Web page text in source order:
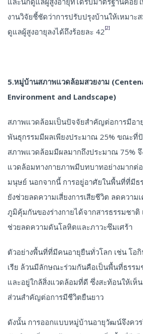
งานวิจัยชี้ชัดว่าการปรับปรุงบ้านให้เหมาะ
ดูแลผู้สูงอายุลงได้ถึงร้อยละ 42[2]
5.หมู่บ้านสภาพแวดล้อมสวยงาม
Environment and Landscape)
สภาพแวดล้อมเป็นปัจจัยสำคัญต่อการมีอา
พันธุกรรมมีผลเพียงประมาณ 25% ขณะที่
สภาพแวดล้อมมีผลมากถึงประมาณ 75% จึ
แวดล้อมทางกายภาพมีบทบาทอย่างมากต่
มนุษย์ นอกจากนี้ การอยู่อาศัยในพื้นที่ที่มีธ
ยังช่วยลดความเสี่ยงการเสียชีวิต ลดความ
ภูมิคุ้มกันของร่างกายได้จากสารธรรมชาติ
ช่วยลดความดันโลหิตและภาวะซึมเศร้า
ตัวอย่างพื้นที่ที่มีคนอายุยืนทั่วโลก เช่น โอ
เรีย ล้วนมีลักษณะร่วมกันคือเป็นพื้นที่ธรรม
และอยู่ใกล้สิ่งแวดล้อมที่ดี ซึ่งสะท้อนให้เ
ส่วนสำคัญต่อการมีชีวิตยืนยาว
ดังนั้น การออกแบบหมู่บ้านอายุวัฒน์จึงคว